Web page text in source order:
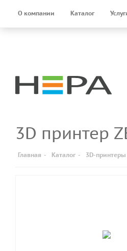
О компании Каталог
3D принтер
Главная - Каталог - 3D-принтеры